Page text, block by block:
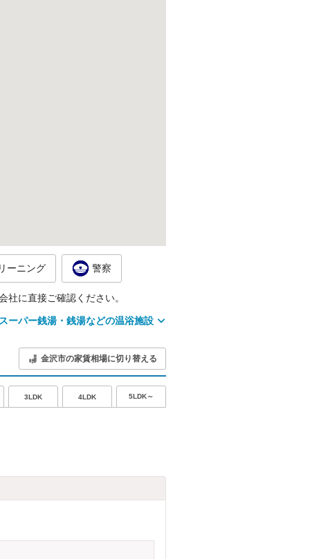
ーニング 警察
に直接ご確認ください。
ーパー銭湯・銭湯などの温浴施設
金沢市の家賃相場に切り替える
3LDK 4LDK 5LDK～